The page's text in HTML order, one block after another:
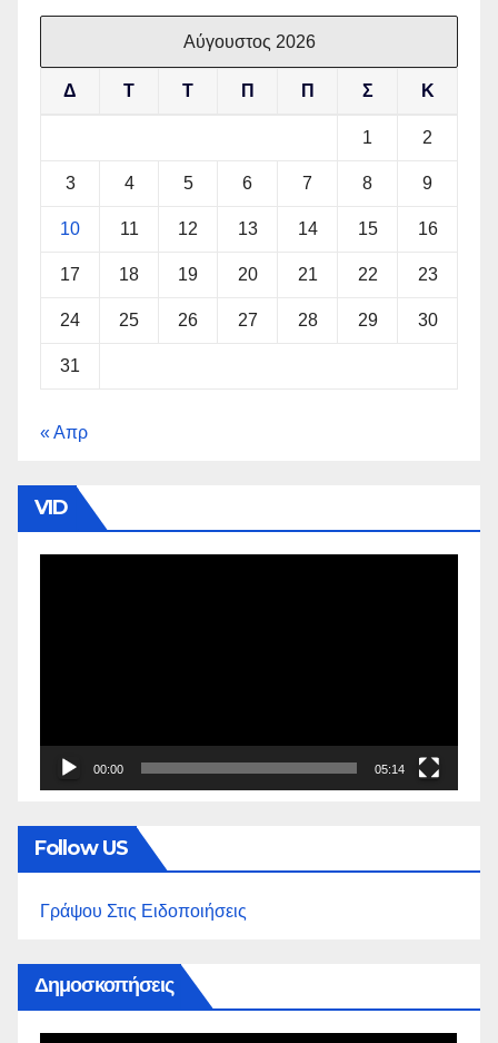
Αύγουστος 2026
Δ Τ Τ Π Π Σ Κ
1 2
3 4 5 6 7 8 9
10 11 12 13 14 15 16
17 18 19 20 21 22 23
24 25 26 27 28 29 30
31
« Απρ
VID
00:00 05:14
Follow US
Γράψου Στις Ειδοποιήσεις
Δημοσκοπήσεις